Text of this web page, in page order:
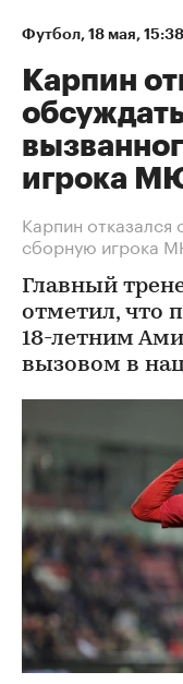
Футбол⁠, 18 мая, 15:38
Карпин
игрока
Карпин отказался
сборную игрока
Главный
отметил, что
18-летним
вызовом в